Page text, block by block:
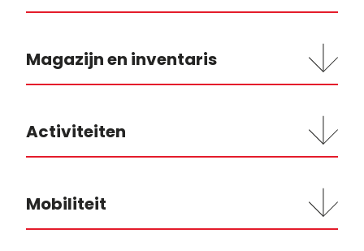
Magazijn en inventaris
Activiteiten
Mobiliteit